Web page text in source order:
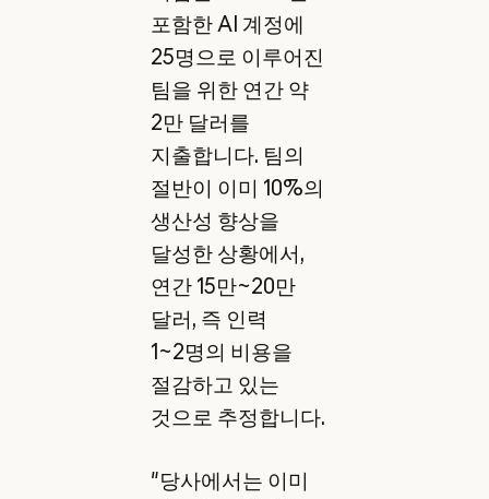
포함한 AI 계정에
25명으로 이루어진
팀을 위한 연간 약
2만 달러를
지출합니다. 팀의
절반이 이미 10%의
생산성 향상을
달성한 상황에서,
연간 15만~20만
달러, 즉 인력
1~2명의 비용을
절감하고 있는
것으로 추정합니다.
"당사에서는 이미